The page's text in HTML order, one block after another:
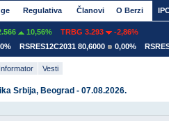
Regulativa Članovi O Berzi
10,56% TRBG 3.293
-2,86%
RSRES12C2031 80,6000 0,00%
Informator Vesti
Srbija, Beograd - 07.08.2026.